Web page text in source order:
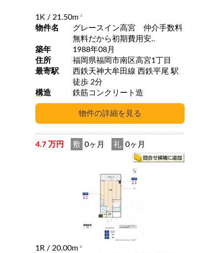
1K / 21.50m 2
物件名
グレースイン高宮 仲介手数料
無料だから初期費用安..
築年
1988年08月
住所
福岡県福岡市南区高宮1丁目
最寄駅
西鉄天神大牟田線 西鉄平尾 駅
徒歩 2分
構造
鉄筋コンクリート造
4.7 万円 敷 0ヶ月 礼 0ヶ月
1R / 20.00m 2